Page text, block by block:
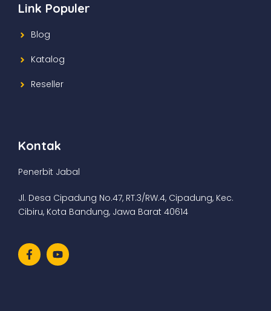
Link Populer
Blog
Katalog
Reseller
Kontak
Penerbit Jabal
Jl. Desa Cipadung No.47, RT.3/RW.4, Cipadung, Kec.
Cibiru, Kota Bandung, Jawa Barat 40614